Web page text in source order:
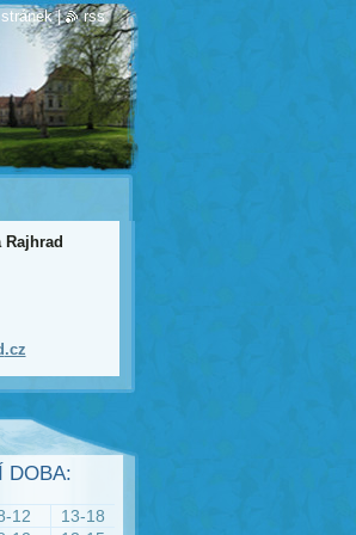
Rajhrad
.cz
DOBA:
12
13-18
| rss